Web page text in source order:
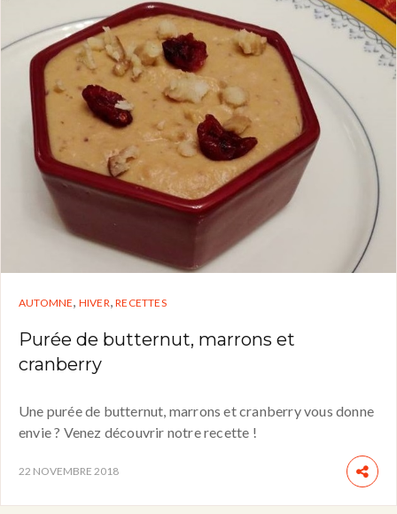
AUTOMNE, HIVER,RECETTES
Purée de butternut, marrons et
cranberry
Une purée de butternut, marrons et cranberry vous donne
envie ? Venez découvrir notre recette !
22 NOVEMBRE 2018